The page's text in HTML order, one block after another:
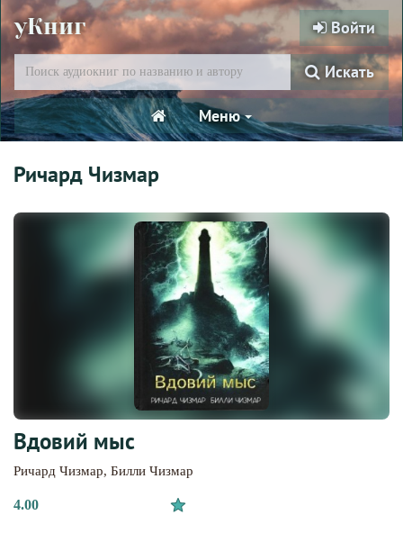
уКниг Войти
Искать
Меню
Ричард Чизмар
Вдовий мыс
Ричард Чизмар, Билли Чизмар
4.00